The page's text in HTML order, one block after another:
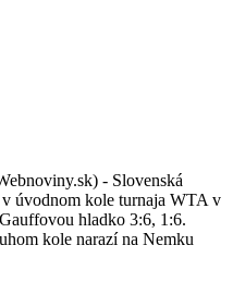
- Slovenská
úvodnom kole turnaja WTA v
hladko 3:6, 1:6.
kole narazí na Nemku